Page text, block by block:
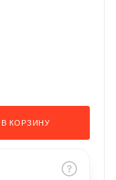
В КОРЗИНУ
25
раз в 2